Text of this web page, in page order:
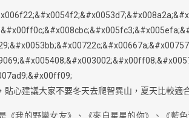
心建議大家不要冬天去爬智異山，夏天比較適
《我的野蠻女友》、《來自星星的你》、《藍